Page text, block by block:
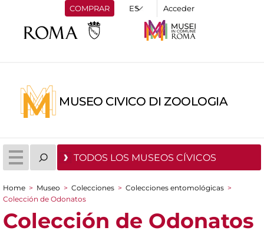
COMPRAR Acceder
MUSEO CIVICO DI ZOOLOGIA
TODOS LOS MUSEOS CÍVICOS
You are here
Home > Museo > Colecciones > Colecciones entomológicas >
Colección de Odonatos
Colección de Odonatos